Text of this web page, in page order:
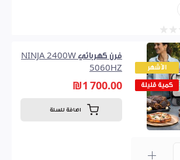
الأشهر
كمية قليلة
فرن كهربائي NINJA 2400W
5060HZ
₪1 700.00
اضافة للسلة